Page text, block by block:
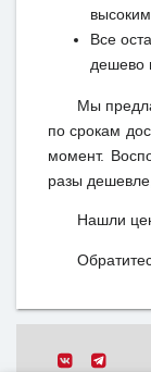
Все
дешево
Мы
по срокам
момент.
разы
Нашли